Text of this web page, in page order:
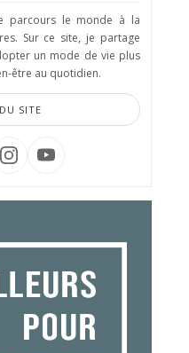
parcours le monde à la
Sur ce site, je partage
un mode de vie plus
être au quotidien.
SITE